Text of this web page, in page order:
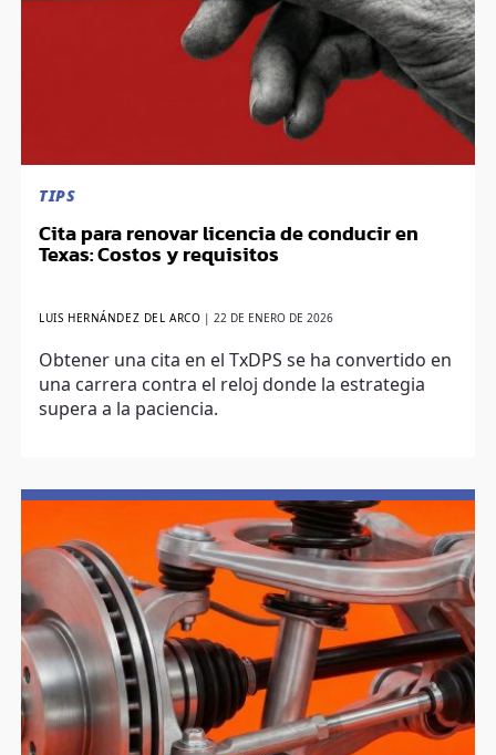
TIPS
Cita para renovar licencia de conducir en
Texas: Costos y requisitos
LUIS HERNÁNDEZ DEL ARCO |22 DE ENERO DE 2026
Obtener una cita en el TxDPS se ha convertido en
una carrera contra el reloj donde la estrategia
supera a la paciencia.